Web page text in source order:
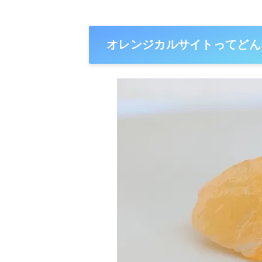
オレンジカルサイトってど